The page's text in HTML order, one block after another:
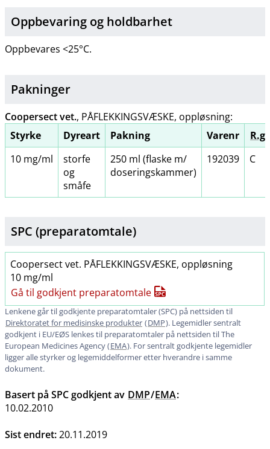
Oppbevaring og holdbarhet
Oppbevares <25°C.
Pakninger
Coopersect vet., PÅFLEKKINGSVÆSKE, oppløsning:
Styrke
Dyreart Pakning Varenr
R.gr
10 mg/ml
storfe
og
småfe
250 ml (flaske m​/​
doseringskammer)
192039 C
SPC (preparatomtale)
Coopersect vet. PÅFLEKKINGSVÆSKE, oppløsning
10 mg/ml
Gå til godkjent preparatomtale
Lenkene går til godkjente preparatomtaler (SPC) på nettsiden til
Direktoratet for medisinske produkter (DMP). Legemidler sentralt
godkjent i EU​/​EØS lenkes til preparatomtaler på nettsiden til The
European Medicines Agency (EMA). For sentralt godkjente legemidler
ligger alle styrker og legemiddelformer etter hverandre i samme
dokument.
Basert på SPC godkjent av DMP/EMA:
10.02.2010
Sist endret:20.11.2019